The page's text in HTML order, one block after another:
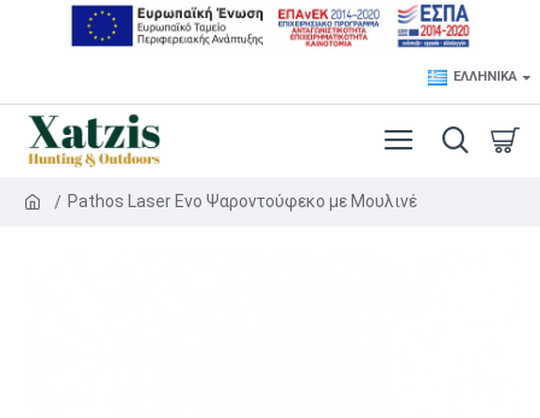
ΕΛΛΗΝΙΚΆ
Pathos Laser Evo Ψαροντούφεκο με Μουλινέ